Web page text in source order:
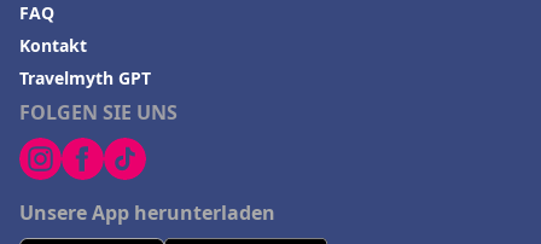
FOLGEN SIE UNS
Unsere App herunterladen
FAQ
Kontakt
Travelmyth GPT